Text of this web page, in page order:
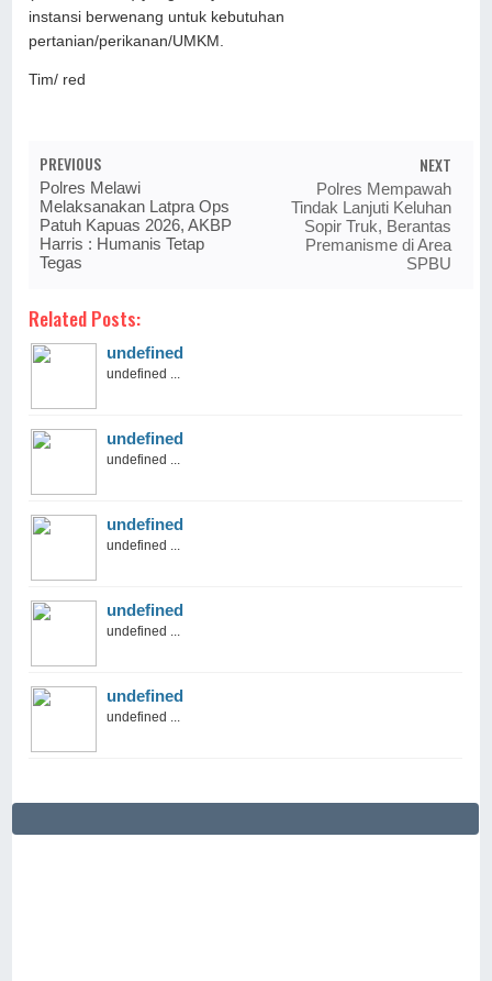
instansi berwenang untuk kebutuhan
pertanian/perikanan/UMKM.
Tim/ red
PREVIOUS
Polres Melawi
Melaksanakan Latpra Ops
Patuh Kapuas 2026, AKBP
Harris : Humanis Tetap
Tegas
NEXT
Polres Mempawah
Tindak Lanjuti Keluhan
Sopir Truk, Berantas
Premanisme di Area
SPBU
Related Posts:
undefined
undefined ...
undefined
undefined ...
undefined
undefined ...
undefined
undefined ...
undefined
undefined ...